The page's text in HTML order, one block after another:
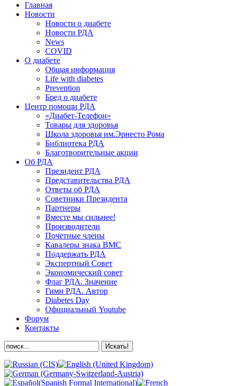
Главная
Новости
Новости о диабете
Новости РДА
News
COVID
О диабете
Общая информация
Life with diabetes
Prevention
Бред о диабете
Центр помощи РДА
«Диабет-Телефон»
Товары для здоровья
Школа здоровья им.Эрнесто Рома
Библиотека РДА
Благотворительные акции
Об РДА
Президент РДА
Представительства РДА
Ответы об РДА
Советники Президента
Партнеры
Вместе мы сильнее!
Производители
Почетные члены
Кавалеры знака ВМС
Поддержать РДА
Экспертный Совет
Экономический совет
Флаг РДА. Значение
Гимн РДА. Автор
Diabetes Day
Официальный Youtube
Форум
Контакты